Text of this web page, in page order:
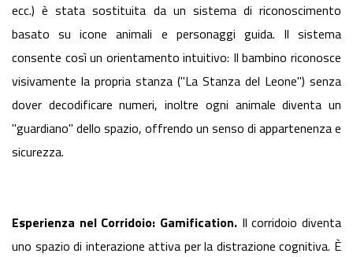
ecc.) è stata sostituita da un sistema di riconoscimento
basato su icone animali e personaggi guida. Il sistema
consente così un orientamento intuitivo: Il bambino riconosce
visivamente la propria stanza ("La Stanza del Leone") senza
dover decodificare numeri, inoltre ogni animale diventa un
"guardiano" dello spazio, offrendo un senso di appartenenza e
sicurezza.
Esperienza nel Corridoio: Gamification. Il corridoio diventa
uno spazio di interazione attiva per la distrazione cognitiva. È